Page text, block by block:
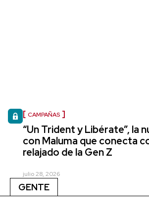
CAMPAÑAS
“Un Trident y Libérate”, la
con Maluma que conecta
relajado de la Gen Z
julio 28, 2026
GENTE